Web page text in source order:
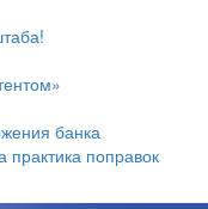
банка
поправок